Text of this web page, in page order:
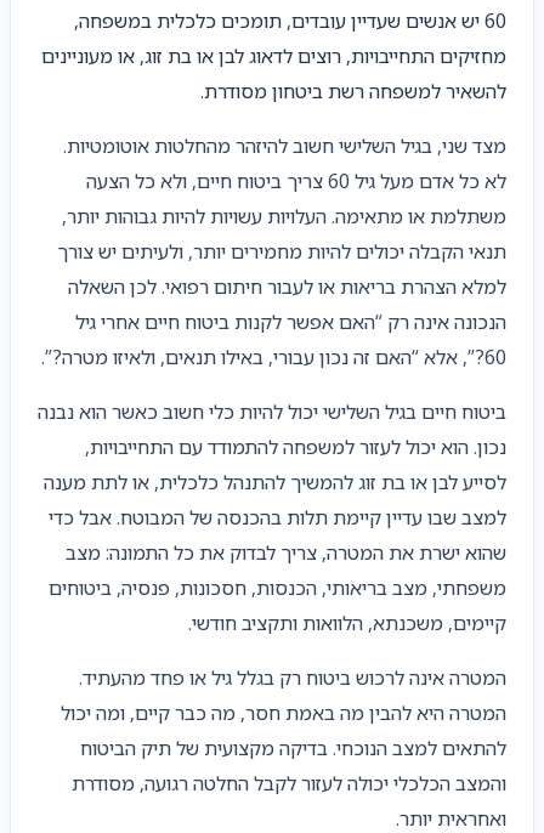
60 יש אנשים שעדיין עובדים, תומכים כלכלית במשפחה,
מחזיקים התחייבויות, רוצים לדאוג לבן או בת זוג, או מעוניינים
להשאיר למשפחה רשת ביטחון מסודרת.
מצד שני, בגיל השלישי חשוב להיזהר מהחלטות אוטומטיות.
לא כל אדם מעל גיל 60 צריך ביטוח חיים, ולא כל הצעה
משתלמת או מתאימה. העלויות עשויות להיות גבוהות יותר,
תנאי הקבלה יכולים להיות מחמירים יותר, ולעיתים יש צורך
למלא הצהרת בריאות או לעבור חיתום רפואי. לכן השאלה
הנכונה אינה רק “האם אפשר לקנות ביטוח חיים אחרי גיל
60?”, אלא “האם זה נכון עבורי, באילו תנאים, ולאיזו מטרה?”.
ביטוח חיים בגיל השלישי יכול להיות כלי חשוב כאשר הוא נבנה
נכון. הוא יכול לעזור למשפחה להתמודד עם התחייבויות,
לסייע לבן או בת זוג להמשיך להתנהל כלכלית, או לתת מענה
למצב שבו עדיין קיימת תלות בהכנסה של המבוטח. אבל כדי
שהוא ישרת את המטרה, צריך לבדוק את כל התמונה: מצב
משפחתי, מצב בריאותי, הכנסות, חסכונות, פנסיה, ביטוחים
קיימים, משכנתא, הלוואות ותקציב חודשי.
המטרה אינה לרכוש ביטוח רק בגלל גיל או פחד מהעתיד.
המטרה היא להבין מה באמת חסר, מה כבר קיים, ומה יכול
להתאים למצב הנוכחי. בדיקה מקצועית של תיק הביטוח
והמצב הכלכלי יכולה לעזור לקבל החלטה רגועה, מסודרת
ואחראית יותר.